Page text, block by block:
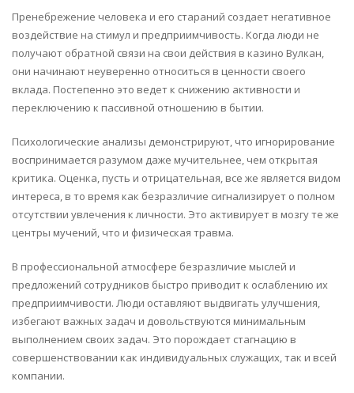
Пренебрежение человека и его стараний создает негативное
воздействие на стимул и предприимчивость. Когда люди не
получают обратной связи на свои действия в казино Вулкан,
они начинают неуверенно относиться в ценности своего
вклада. Постепенно это ведет к снижению активности и
переключению к пассивной отношению в бытии.
Психологические анализы демонстрируют, что игнорирование
воспринимается разумом даже мучительнее, чем открытая
критика. Оценка, пусть и отрицательная, все же является видом
интереса, в то время как безразличие сигнализирует о полном
отсутствии увлечения к личности. Это активирует в мозгу те же
центры мучений, что и физическая травма.
В профессиональной атмосфере безразличие мыслей и
предложений сотрудников быстро приводит к ослаблению их
предприимчивости. Люди оставляют выдвигать улучшения,
избегают важных задач и довольствуются минимальным
выполнением своих задач. Это порождает стагнацию в
совершенствовании как индивидуальных служащих, так и всей
компании.